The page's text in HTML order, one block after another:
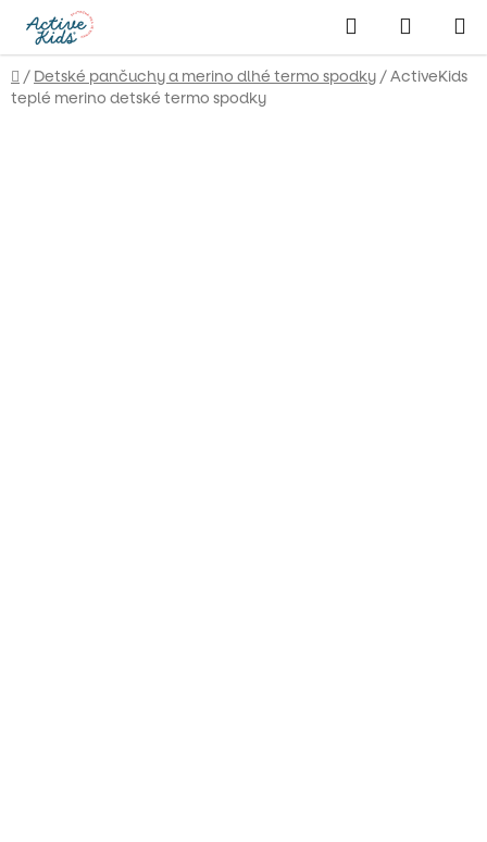
obsah
Hľadať
KOŠÍK
Domov
/ Detské pančuchy a merino dlhé termo spodky/ActiveKids
teplé merino detské termo spodky